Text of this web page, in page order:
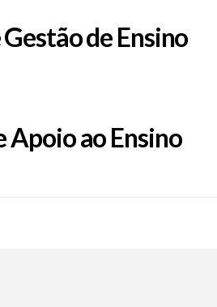
de Ensino
Apoio ao Ensino